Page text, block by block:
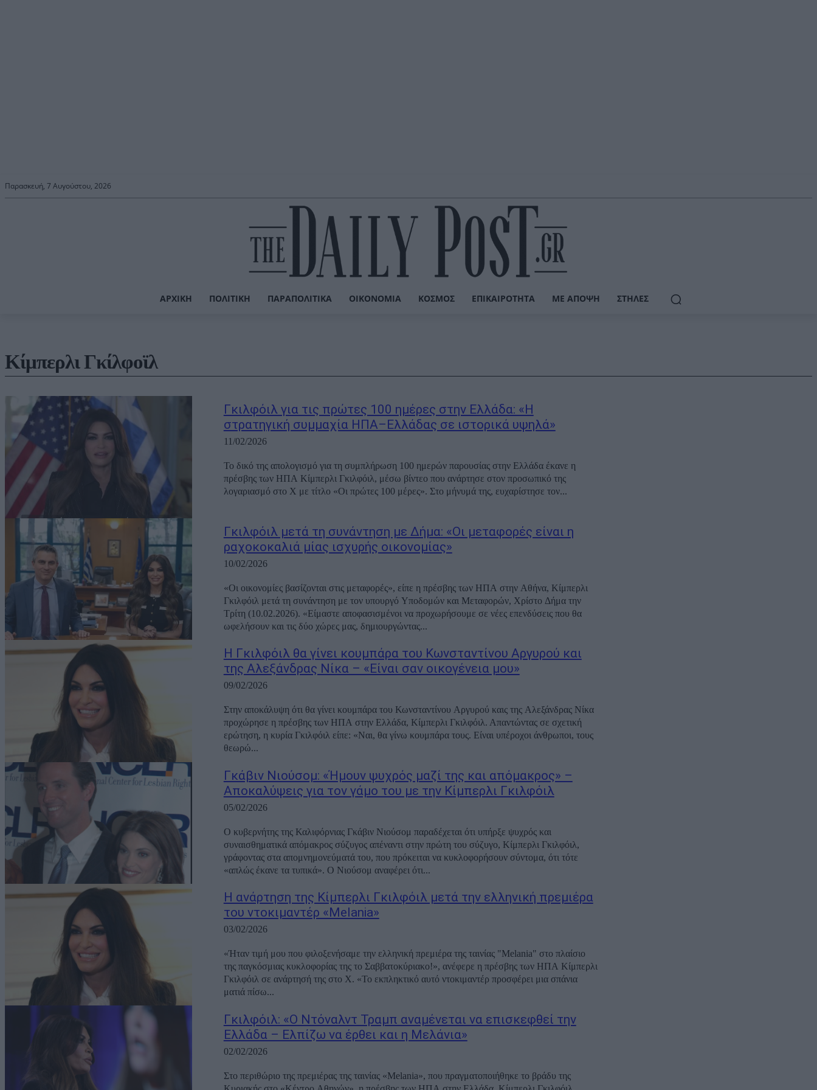
Παρασκευή, 7 Αυγούστου, 2026
ΑΡΧΙΚΉ ΠΟΛΙΤΙΚΉ ΠΑΡΑΠΟΛΙΤΙΚΆ ΟΙΚΟΝΟΜΊΑ ΚΌΣΜΟΣ ΕΠΙΚΑΙΡΌΤΗΤΑ ΜΕ ΆΠΟΨΗ ΣΤΉΛΕΣ
Κίμπερλι Γκίλφοϊλ
Γκιλφόιλ για τις πρώτες 100 ημέρες στην Ελλάδα: «Η
στρατηγική συμμαχία ΗΠΑ–Ελλάδας σε ιστορικά υψηλά»
11/02/2026
Το δικό της απολογισμό για τη συμπλήρωση 100 ημερών παρουσίας στην Ελλάδα έκανε η
πρέσβης των ΗΠΑ Κίμπερλι Γκιλφόιλ, μέσω βίντεο που ανάρτησε στον προσωπικό της
λογαριασμό στο Χ με τίτλο «Οι πρώτες 100 μέρες». Στο μήνυμά της, ευχαρίστησε τον...
Γκιλφόιλ μετά τη συνάντηση με Δήμα: «Οι μεταφορές είναι η
ραχοκοκαλιά μίας ισχυρής οικονομίας»
10/02/2026
«Οι οικονομίες βασίζονται στις μεταφορές», είπε η πρέσβης των ΗΠΑ στην Αθήνα, Κίμπερλι
Γκιλφόιλ μετά τη συνάντηση με τον υπουργό Υποδομών και Μεταφορών, Χρίστο Δήμα την
Τρίτη (10.02.2026). «Είμαστε αποφασισμένοι να προχωρήσουμε σε νέες επενδύσεις που θα
ωφελήσουν και τις δύο χώρες μας, δημιουργώντας...
Η Γκιλφόιλ θα γίνει κουμπάρα του Κωνσταντίνου Αργυρού και
της Αλεξάνδρας Νίκα – «Είναι σαν οικογένεια μου»
09/02/2026
Στην αποκάλυψη ότι θα γίνει κουμπάρα του Κωνσταντίνου Αργυρού καις της Αλεξάνδρας Νίκα
προχώρησε η πρέσβης των ΗΠΑ στην Ελλάδα, Κίμπερλι Γκιλφόιλ. Απαντώντας σε σχετική
ερώτηση, η κυρία Γκιλφόιλ είπε: «Ναι, θα γίνω κουμπάρα τους. Είναι υπέροχοι άνθρωποι, τους
θεωρώ...
Γκάβιν Νιούσομ: «Ήμουν ψυχρός μαζί της και απόμακρος» –
Αποκαλύψεις για τον γάμο του με την Κίμπερλι Γκιλφόιλ
05/02/2026
Ο κυβερνήτης της Καλιφόρνιας Γκάβιν Νιούσομ παραδέχεται ότι υπήρξε ψυχρός και
συναισθηματικά απόμακρος σύζυγος απέναντι στην πρώτη του σύζυγο, Κίμπερλι Γκιλφόιλ,
γράφοντας στα απομνημονεύματά του, που πρόκειται να κυκλοφορήσουν σύντομα, ότι τότε
«απλώς έκανε τα τυπικά». Ο Νιούσομ αναφέρει ότι...
Η ανάρτηση της Κίμπερλι Γκιλφόιλ μετά την ελληνική πρεμιέρα
του ντοκιμαντέρ «Melania»
03/02/2026
«Ήταν τιμή μου που φιλοξενήσαμε την ελληνική πρεμιέρα της ταινίας "Melania" στο πλαίσιο
της παγκόσμιας κυκλοφορίας της το Σαββατοκύριακο!», ανέφερε η πρέσβης των ΗΠΑ Κίμπερλι
Γκιλφόιλ σε ανάρτησή της στο Χ. «Το εκπληκτικό αυτό ντοκιμαντέρ προσφέρει μια σπάνια
ματιά πίσω...
Γκιλφόιλ: «Ο Ντόναλντ Τραμπ αναμένεται να επισκεφθεί την
Ελλάδα – Ελπίζω να έρθει και η Μελάνια»
02/02/2026
Στο περιθώριο της πρεμιέρας της ταινίας «Melania», που πραγματοποιήθηκε το βράδυ της